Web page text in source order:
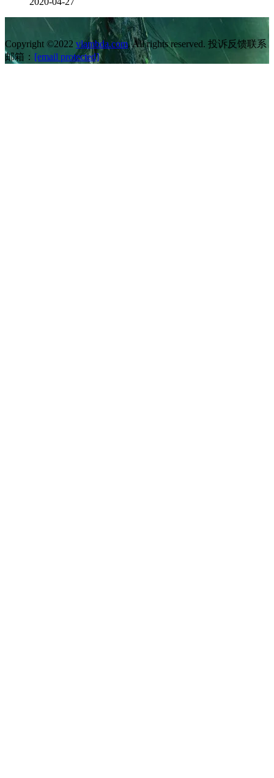
Copyright ©2022 vlambda.com. All rights reserved. 投诉反馈联系
邮箱： [email protected]